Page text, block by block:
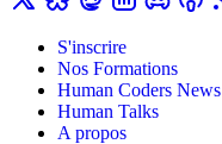
S'inscrire
Nos Formations
Human Coders News
Human Talks
A propos